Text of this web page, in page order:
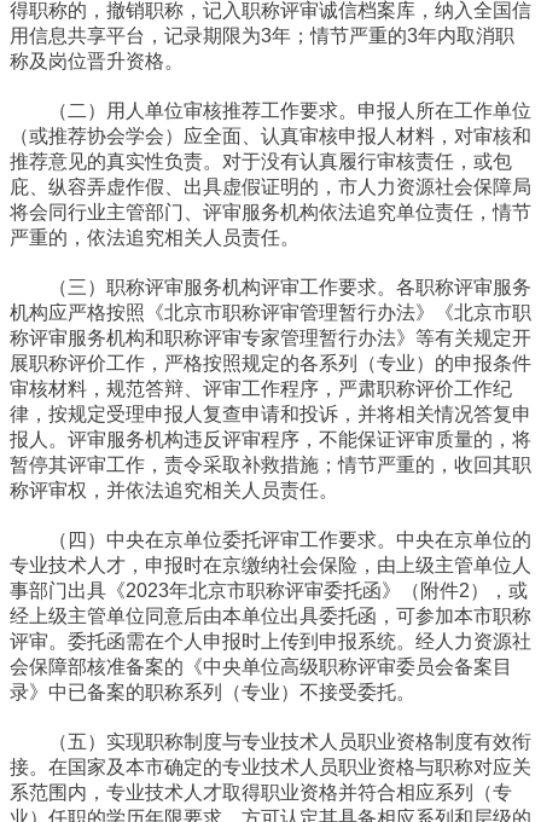
得职称的，撤销职称，记入职称评审诚信档案库，纳入全国信
用信息共享平台，记录期限为3年；情节严重的3年内取消职
称及岗位晋升资格。
（二）用人单位审核推荐工作要求。申报人所在工作单位
（或推荐协会学会）应全面、认真审核申报人材料，对审核和
推荐意见的真实性负责。对于没有认真履行审核责任，或包
庇、纵容弄虚作假、出具虚假证明的，市人力资源社会保障局
将会同行业主管部门、评审服务机构依法追究单位责任，情节
严重的，依法追究相关人员责任。
（三）职称评审服务机构评审工作要求。各职称评审服务
机构应严格按照《北京市职称评审管理暂行办法》《北京市职
称评审服务机构和职称评审专家管理暂行办法》等有关规定开
展职称评价工作，严格按照规定的各系列（专业）的申报条件
审核材料，规范答辩、评审工作程序，严肃职称评价工作纪
律，按规定受理申报人复查申请和投诉，并将相关情况答复申
报人。评审服务机构违反评审程序，不能保证评审质量的，将
暂停其评审工作，责令采取补救措施；情节严重的，收回其职
称评审权，并依法追究相关人员责任。
（四）中央在京单位委托评审工作要求。中央在京单位的
专业技术人才，申报时在京缴纳社会保险，由上级主管单位人
事部门出具《2023年北京市职称评审委托函》（附件2），或
经上级主管单位同意后由本单位出具委托函，可参加本市职称
评审。委托函需在个人申报时上传到申报系统。经人力资源社
会保障部核准备案的《中央单位高级职称评审委员会备案目
录》中已备案的职称系列（专业）不接受委托。
（五）实现职称制度与专业技术人员职业资格制度有效衔
接。在国家及本市确定的专业技术人员职业资格与职称对应关
系范围内，专业技术人才取得职业资格并符合相应系列（专
业）任职的学历年限要求，方可认定其具备相应系列和层级的